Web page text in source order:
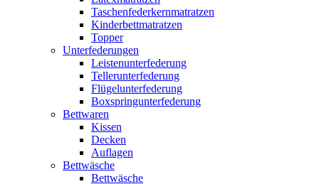
Taschenfederkernmatratzen
Kinderbettmatratzen
Topper
Unterfederungen
Leistenunterfederung
Tellerunterfederung
Flügelunterfederung
Boxspringunterfederung
Bettwaren
Kissen
Decken
Auflagen
Bettwäsche
Bettwäsche